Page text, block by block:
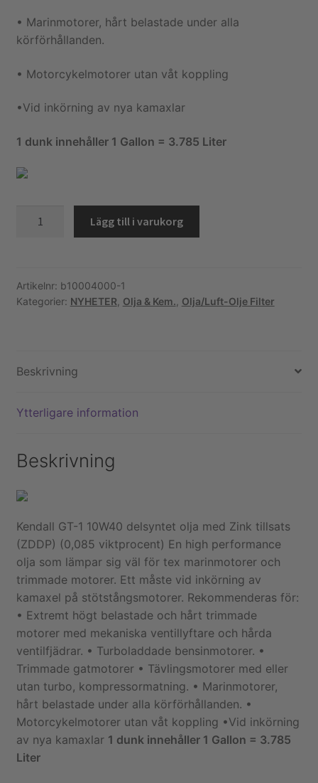
• Marinmotorer, hårt belastade under alla
körförhållanden.
• Motorcykelmotorer utan våt koppling
•Vid inkörning av nya kamaxlar
1 dunk innehåller 1 Gallon = 3.785 Liter
HP
10W40
Lägg till i varukorg
Artikelnr: b10004000-1
Kategorier: NYHETER Olja & Kem. Olja/Luft-Olje Filter
Beskrivning
Ytterligare information
Beskrivning
Kendall GT-1 10W40 delsyntet olja med Zink tillsats
(ZDDP) (0,085 viktprocent) En high performance
olja som lämpar sig väl för tex marinmotorer och
trimmade motorer. Ett måste vid inkörning av
kamaxel på stötstångsmotorer. Rekommenderas för:
• Extremt högt belastade och hårt trimmade
motorer med mekaniska ventillyftare och hårda
ventilfjädrar. • Turboladdade bensinmotorer. •
Trimmade gatmotorer • Tävlingsmotorer med eller
utan turbo, kompressormatning. • Marinmotorer,
hårt belastade under alla körförhållanden. •
Motorcykelmotorer utan våt koppling •Vid inkörning
av nya kamaxlar 1 dunk innehåller 1 Gallon = 3.785
Liter